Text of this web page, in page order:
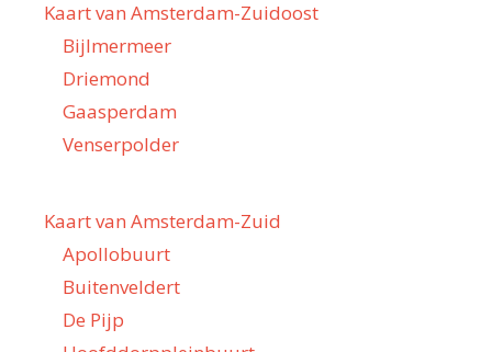
Kaart van Amsterdam-Zuidoost
Bijlmermeer
Driemond
Gaasperdam
Venserpolder
Kaart van Amsterdam-Zuid
Apollobuurt
Buitenveldert
De Pijp